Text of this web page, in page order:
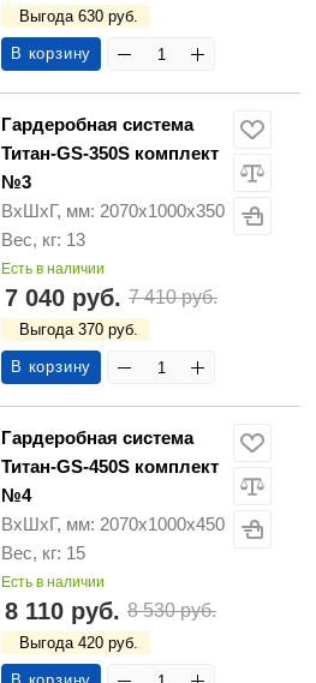
Выгода 630 руб.
В корзину
Гардеробная система
Титан-GS-350S комплект
№3
ВхШхГ, мм: 2070х1000х350
Вес, кг: 13
Есть в наличии
7 040 руб. 7 410 руб.
Выгода 370 руб.
В корзину
Гардеробная система
Титан-GS-450S комплект
№4
ВхШхГ, мм: 2070х1000х450
Вес, кг: 15
Есть в наличии
8 110 руб. 8 530 руб.
Выгода 420 руб.